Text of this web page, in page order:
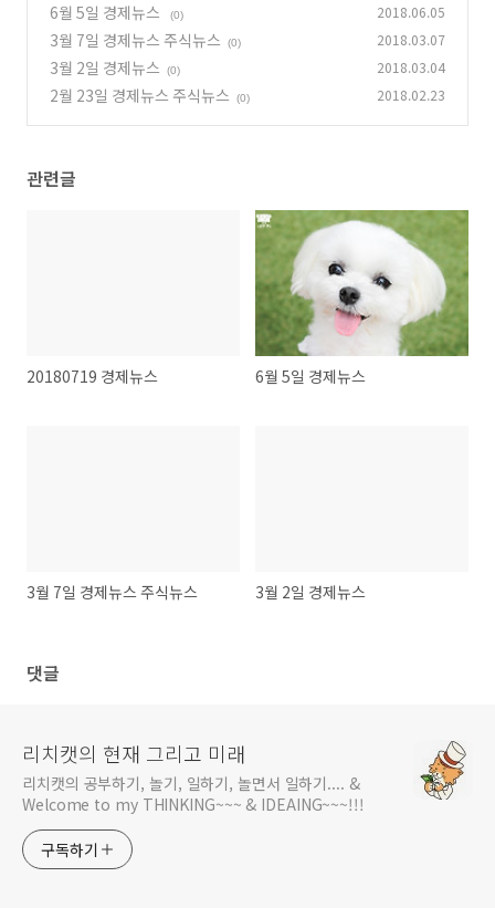
6월 5일 경제뉴스 (0) 2018.06.05
3월 7일 경제뉴스 주식뉴스 (0) 2018.03.07
3월 2일 경제뉴스 (0) 2018.03.04
2월 23일 경제뉴스 주식뉴스 (0) 2018.02.23
관련글
20180719 경제뉴스 6월 5일 경제뉴스
3월 7일 경제뉴스 주식뉴스 3월 2일 경제뉴스
댓글
리치캣의 현재 그리고 미래
리치캣의 공부하기, 놀기, 일하기, 놀면서 일하기.... &
Welcome to my THINKING~~~ & IDEAING~~~!!!
구독하기